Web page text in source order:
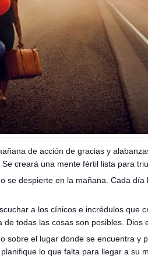
de acción de gracias y
creará una mente fértil lista para
se despierte en la mañana. Cada
a los cínicos e incrédulos que
todas las cosas son posibles. Dios
sobre el lugar donde se encuentra y
lo que falta para llegar a su